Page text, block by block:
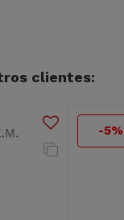
clientes:
-5%